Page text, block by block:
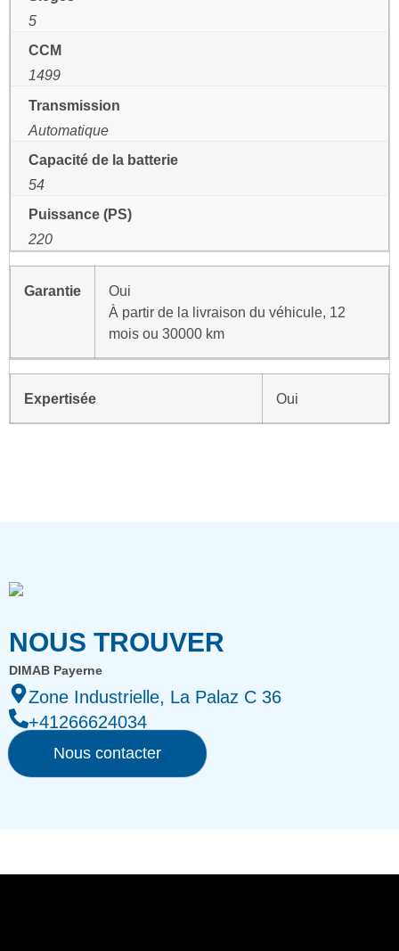
5
CCM
1499
Transmission
Automatique
Capacité de la batterie
54
Puissance (PS)
220
Garantie
Oui
À partir de la livraison du véhicule, 12
mois ou 30000 km
Expertisée Oui
NOUS TROUVER
DIMAB Payerne
Zone Industrielle, La Palaz C 36
+41266624034
Nous contacter